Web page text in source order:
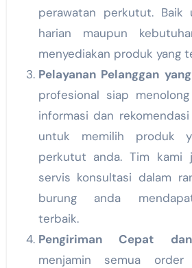
perawatan perkutut. Baik
harian maupun
menyediakan produk yang
Pelayanan Pelanggan
profesional siap
informasi dan
untuk memilih produk
perkutut anda. Tim kami
servis konsultasi dalam
burung anda
terbaik.
Pengiriman Cepat
menjamin semua